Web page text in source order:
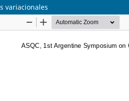
variacionales